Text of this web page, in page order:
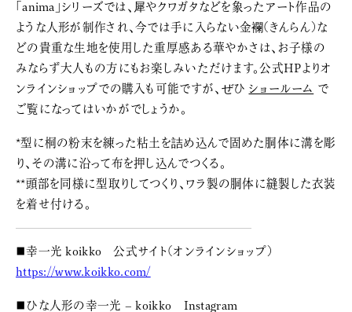
「anima」シリーズでは、犀やクワガタなどを象ったアート作品の
ような人形が制作され、今では手に入らない金襴(きんらん)な
どの貴重な生地を使用した重厚感ある華やかさは、お子様の
みならず大人もの方にもお楽しみいただけます。公式HPよりオ
ンラインショップでの購入も可能ですが、ぜひ ショールーム で
ご覧になってはいかがでしょうか。
*型に桐の粉末を練った粘土を詰め込んで固めた胴体に溝を彫
り、その溝に沿って布を押し込んでつくる。
**頭部を同様に型取りしてつくり、ワラ製の胴体に縫製した衣装
を着せ付ける。
■幸一光 koikko 公式サイト(オンラインショップ)
https://www.koikko.com/
■ひな人形の幸一光 – koikko Instagram